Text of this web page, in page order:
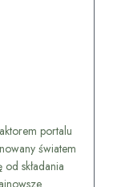
portalu
światem
składania